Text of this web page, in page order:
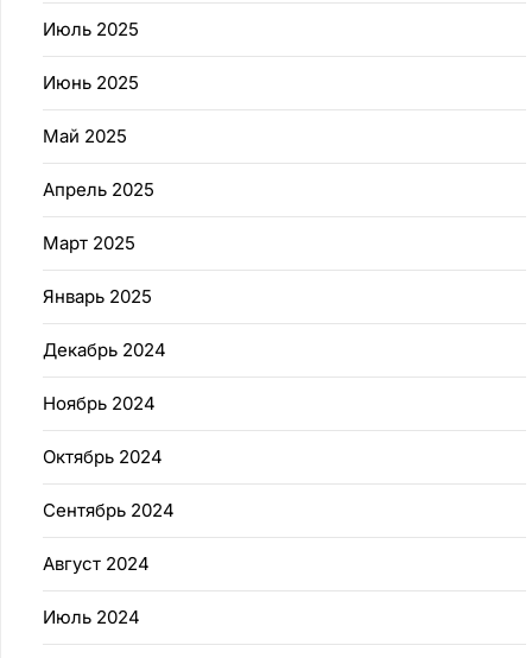
Июль 2025
Июнь 2025
Май 2025
Апрель 2025
Март 2025
Январь 2025
Декабрь 2024
Ноябрь 2024
Октябрь 2024
Сентябрь 2024
Август 2024
Июль 2024